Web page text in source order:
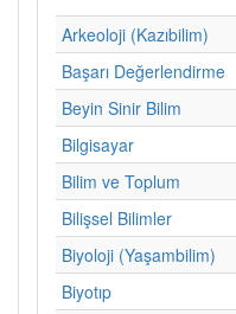
Arkeoloji (Kazıbilim)
Başarı Değerlendirme
Beyin Sinir Bilim
Bilgisayar
Bilim ve Toplum
Bilişsel Bilimler
Biyoloji (Yaşambilim)
Biyotıp